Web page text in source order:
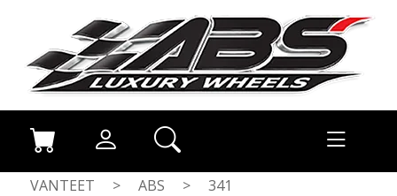
VANTEET > ABS > 341